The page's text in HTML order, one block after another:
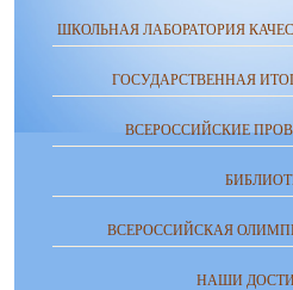
ШКОЛЬНАЯ ЛАБОРАТОРИЯ
ГОСУДАРСТВЕННАЯ
ВСЕРОССИЙСКИЕ
ВСЕРОССИЙСКАЯ
НАШИ